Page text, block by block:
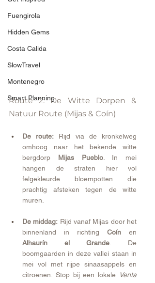
Fuengirola
Hidden Gems
Costa Calida
SlowTravel
Montenegro
Smart Planning
Route 2: De Witte Dorpen &
Natuur Route (Mijas & Coín)
De route: Rijd via de kronkelweg
omhoog naar het bekende witte
bergdorp Mijas Pueblo. In mei
hangen de straten hier vol
felgekleurde bloempotten die
prachtig afsteken tegen de witte
muren.
De middag: Rijd vanaf Mijas door het
binnenland in richting Coín
Alhaurín el Grande. De
boomgaarden in deze vallei staan in
mei vol met rijpe sinaasappels en
citroenen. Stop bij een lokale
Venta